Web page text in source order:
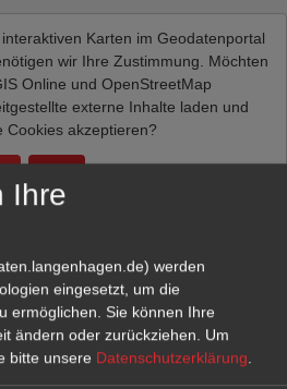
Karten im Geodatenportal
wir Ihre Zustimmung. Möchten
Online und OpenStreetMap
externe Inhalte laden und
Cookies akzeptieren?
Immer
Ihre
werden
eingesetzt, um die
ermöglichen. Sie können Ihre
ändern oder zurückziehen. Um
bitte unsere Datenschutzerklärung